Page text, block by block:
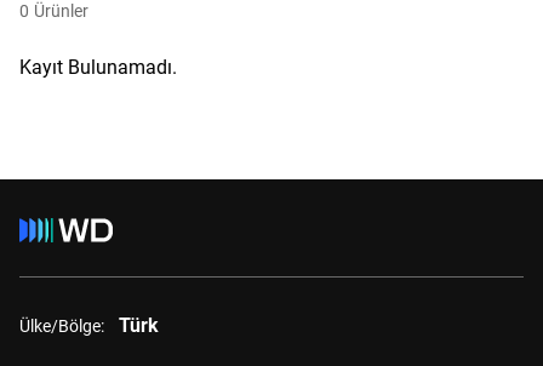
0 Ürünler
Kayıt Bulunamadı.
Ülke/Bölge: Türk